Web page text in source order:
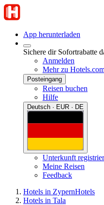
App herunterladen
Sichere dir Sofortrabatte
Anmelden
Mehr zu
Posteingang
Reisen buchen
Hilfe
Deutsch · EUR · DE
Unterkunft
Meine Reisen
Feedback
Hotels in ZypernHotels
Hotels in Tala